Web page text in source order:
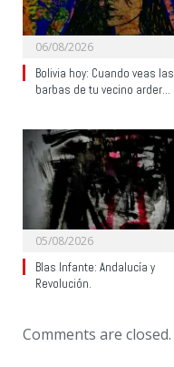
06/08/2026
Bolivia hoy: Cuando veas las
barbas de tu vecino arder…
05/08/2026
Blas Infante: Andalucía y
Revolución.
Comments are closed.